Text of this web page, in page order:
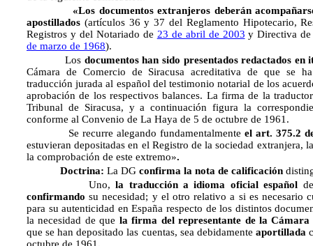
«Los documentos extranjeros deberán acompañarse
apostillados (artículos 36 y 37 del Reglamento Hipotecario,
Registros y del Notariado de 23 de abril de 2003 y Directiva
de marzo de 1968).
Los documentos han sido presentados redactados en
Cámara de Comercio de Siracusa acreditativa de que se
traducción jurada al español del testimonio notarial de los
aprobación de los respectivos balances. La firma de la
Tribunal de Siracusa, y a continuación figura la
conforme al Convenio de La Haya de 5 de octubre de 1961.
Se recurre alegando fundamentalmenteel art. 375.2
estuvieran depositadas en el Registro de la sociedad extranjera,
la comprobación de este extremo».
Doctrina: La DG confirma la nota de calificación
Uno,la traducción a idioma oficial español
confirmando su necesidad; y el otro relativo a si es necesario
para su autenticidad en España respecto de los distintos
la necesidad de que la firma del representante de la Cámara
que se han depositado las cuentas, sea debidamente aportillada